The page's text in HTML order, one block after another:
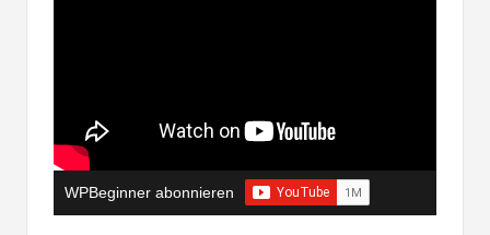
WPBeginner abonnieren